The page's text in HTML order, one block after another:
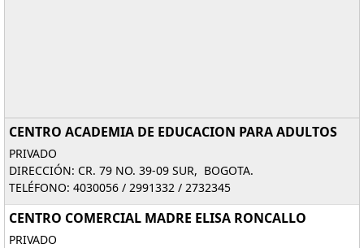
CENTRO ACADEMIA DE EDUCACION PARA ADULTOS
PRIVADO
DIRECCIÓN: CR. 79 NO. 39-09 SUR, BOGOTA.
TELÉFONO: 4030056 / 2991332 / 2732345
CENTRO COMERCIAL MADRE ELISA RONCALLO
PRIVADO